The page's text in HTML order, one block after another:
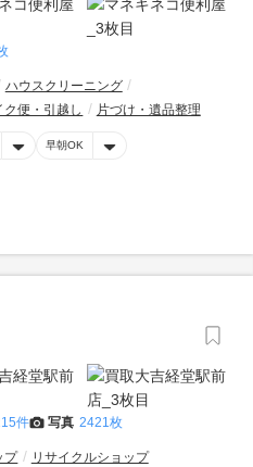
ハウスクリーニング
便・引越し 片づけ・遺品整理
早朝OK
件 写真 2421枚
プ リサイクルショップ